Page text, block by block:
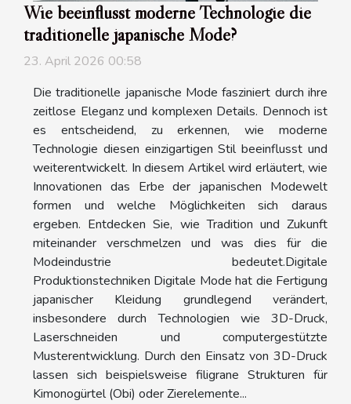
Wie beeinflusst moderne Technologie die
traditionelle japanische Mode?
23. April 2026 00:58
Die traditionelle japanische Mode fasziniert durch ihre
zeitlose Eleganz und komplexen Details. Dennoch ist
es entscheidend, zu erkennen, wie moderne
Technologie diesen einzigartigen Stil beeinflusst und
weiterentwickelt. In diesem Artikel wird erläutert, wie
Innovationen das Erbe der japanischen Modewelt
formen und welche Möglichkeiten sich daraus
ergeben. Entdecken Sie, wie Tradition und Zukunft
miteinander verschmelzen und was dies für die
Modeindustrie bedeutet.Digitale
Produktionstechniken Digitale Mode hat die Fertigung
japanischer Kleidung grundlegend verändert,
insbesondere durch Technologien wie 3D-Druck,
Laserschneiden und computergestützte
Musterentwicklung. Durch den Einsatz von 3D-Druck
lassen sich beispielsweise filigrane Strukturen für
Kimonogürtel (Obi) oder Zierelemente...